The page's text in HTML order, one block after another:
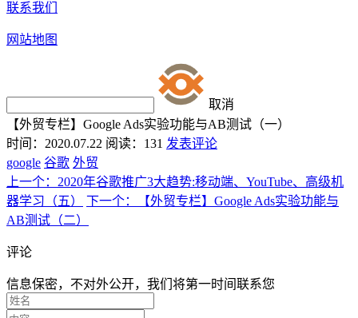
联系我们
网站地图
取消
【外贸专栏】Google Ads实验功能与AB测试（一）
时间：2020.07.22 阅读：131 发表评论
google 谷歌 外贸
上一个：2020年谷歌推广3大趋势:移动端、YouTube、高级机
器学习（五）
下一个：【外贸专栏】Google Ads实验功能与
AB测试（二）
评论
信息保密，不对外公开，我们将第一时间联系您